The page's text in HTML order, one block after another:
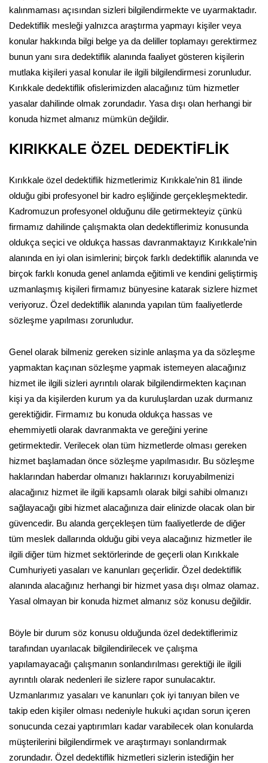
kalınmaması açısından sizleri bilgilendirmekte ve uyarmaktadır.
Dedektiflik mesleği yalnızca araştırma yapmayı kişiler veya
konular hakkında bilgi belge ya da deliller toplamayı gerektirmez
bunun yanı sıra dedektiflik alanında faaliyet gösteren kişilerin
mutlaka kişileri yasal konular ile ilgili bilgilendirmesi zorunludur.
Kırıkkale dedektiflik ofislerimizden alacağınız tüm hizmetler
yasalar dahilinde olmak zorundadır. Yasa dışı olan herhangi bir
konuda hizmet almanız mümkün değildir.
KIRIKKALE ÖZEL DEDEKTİFLİK
Kırıkkale özel dedektiflik hizmetlerimiz Kırıkkale’nin 81 ilinde
olduğu gibi profesyonel bir kadro eşliğinde gerçekleşmektedir.
Kadromuzun profesyonel olduğunu dile getirmekteyiz çünkü
firmamız dahilinde çalışmakta olan dedektiflerimiz konusunda
oldukça seçici ve oldukça hassas davranmaktayız Kırıkkale’nin
alanında en iyi olan isimlerini; birçok farklı dedektiflik alanında ve
birçok farklı konuda genel anlamda eğitimli ve kendini geliştirmiş
uzmanlaşmış kişileri firmamız bünyesine katarak sizlere hizmet
veriyoruz. Özel dedektiflik alanında yapılan tüm faaliyetlerde
sözleşme yapılması zorunludur.
Genel olarak bilmeniz gereken sizinle anlaşma ya da sözleşme
yapmaktan kaçınan sözleşme yapmak istemeyen alacağınız
hizmet ile ilgili sizleri ayrıntılı olarak bilgilendirmekten kaçınan
kişi ya da kişilerden kurum ya da kuruluşlardan uzak durmanız
gerektiğidir. Firmamız bu konuda oldukça hassas ve
ehemmiyetli olarak davranmakta ve gereğini yerine
getirmektedir. Verilecek olan tüm hizmetlerde olması gereken
hizmet başlamadan önce sözleşme yapılmasıdır. Bu sözleşme
haklarından haberdar olmanızı haklarınızı koruyabilmenizi
alacağınız hizmet ile ilgili kapsamlı olarak bilgi sahibi olmanızı
sağlayacağı gibi hizmet alacağınıza dair elinizde olacak olan bir
güvencedir. Bu alanda gerçekleşen tüm faaliyetlerde de diğer
tüm meslek dallarında olduğu gibi veya alacağınız hizmetler ile
ilgili diğer tüm hizmet sektörlerinde de geçerli olan Kırıkkale
Cumhuriyeti yasaları ve kanunları geçerlidir. Özel dedektiflik
alanında alacağınız herhangi bir hizmet yasa dışı olmaz olamaz.
Yasal olmayan bir konuda hizmet almanız söz konusu değildir.
Böyle bir durum söz konusu olduğunda özel dedektiflerimiz
tarafından uyarılacak bilgilendirilecek ve çalışma
yapılamayacağı çalışmanın sonlandırılması gerektiği ile ilgili
ayrıntılı olarak nedenleri ile sizlere rapor sunulacaktır.
Uzmanlarımız yasaları ve kanunları çok iyi tanıyan bilen ve
takip eden kişiler olması nedeniyle hukuki açıdan sorun içeren
sonucunda cezai yaptırımları kadar varabilecek olan konularda
müşterilerini bilgilendirmek ve araştırmayı sonlandırmak
zorundadır. Özel dedektiflik hizmetleri sizlerin istediğin her